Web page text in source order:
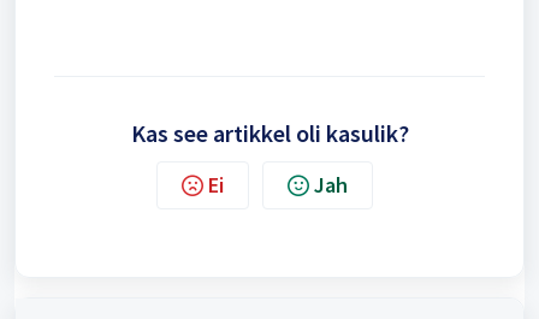
Kas see artikkel oli kasulik?
Ei Jah